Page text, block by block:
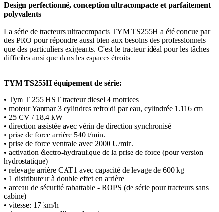
Design perfectionné, conception ultracompacte et parfaitement
polyvalents
La série de tracteurs ultracompacts TYM TS255H a été concue par
des PRO pour répondre aussi bien aux besoins des professionnels
que des particuliers exigeants. C'est le tracteur idéal pour les tâches
difficiles ansi que dans les espaces étroits.
TYM TS255H équipement de série:
• Tym T 255 HST tracteur diesel 4 motrices
• moteur Yanmar 3 cylindres refroidi par eau, cylindrée 1.116 cm
• 25 CV / 18,4 kW
• direction assistée avec vérin de direction synchronisé
• prise de force arrière 540 t/min.
• prise de force ventrale avec 2000 U/min.
• activation électro-hydraulique de la prise de force (pour version
hydrostatique)
• relevage arrière CAT1 avec capacité de levage de 600 kg
• 1 distributeur à double effet en arrière
• arceau de sécurité rabattable - ROPS (de série pour tracteurs sans
cabine)
• vitesse: 17 km/h